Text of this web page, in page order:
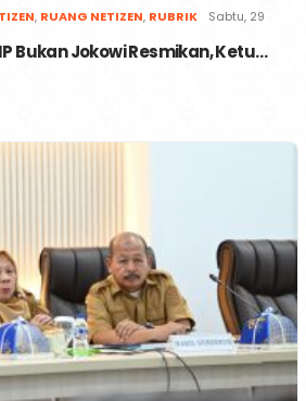
, RUANG NETIZEN, RUBRIK
Sabtu, 29
Bukan Jokowi Resmikan, Ketu…